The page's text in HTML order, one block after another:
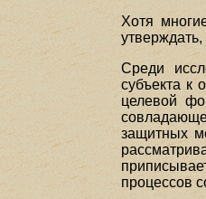
Хотя
Среди
субъекта к
целевой
защитных
процессов